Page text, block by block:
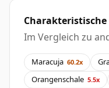
Im Vergleich zu
Maracuja 60.2x
Orangenschale 5.5x